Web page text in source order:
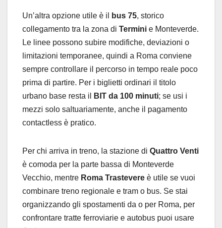
Un’altra opzione utile è il bus 75, storico
collegamento tra la zona di Termini e Monteverde.
Le linee possono subire modifiche, deviazioni o
limitazioni temporanee, quindi a Roma conviene
sempre controllare il percorso in tempo reale poco
prima di partire. Per i biglietti ordinari il titolo
urbano base resta il
BIT da 100 minuti; se usi i
mezzi solo saltuariamente, anche il pagamento
contactless è pratico.
Per chi arriva in treno, la stazione di Quattro Venti
è comoda per la parte bassa di Monteverde
Vecchio, mentre Roma Trastevere è utile se vuoi
combinare treno regionale e tram o bus. Se stai
organizzando gli spostamenti da o per Roma, per
confrontare tratte ferroviarie e autobus puoi usare